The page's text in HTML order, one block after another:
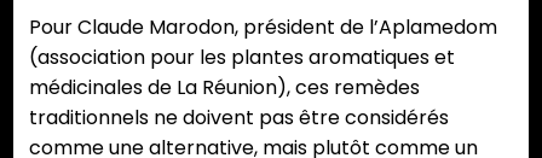
Pour Claude Marodon, président de l’Aplamedom
(association pour les plantes aromatiques et
médicinales de La Réunion), ces remèdes
traditionnels ne doivent pas être considérés
comme une alternative, mais plutôt comme un